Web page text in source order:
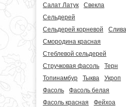
Салат Латук
Свекла
Сельдерей
Сельдерей корневой
Слива
Смородина красная
Стеблевой сельдерей
Стручковая фасоль
Терн
Топинамбур
Тыква
Укроп
Фасоль
Фасоль белая
Фасоль красная
Фейхоа